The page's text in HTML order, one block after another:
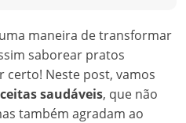
maneira de transformar
saborear pratos
certo! Neste post, vamos
saudáveis, que não
também agradam ao